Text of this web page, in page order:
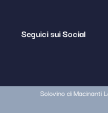
Seguici sui Social
Solovino di Macinanti